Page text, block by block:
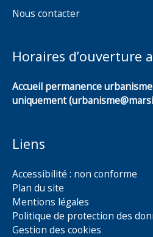
Nous contacter
Horaires d’ouverture
Accueil permanence
uniquement
Liens
Accessibilité : non conforme
Plan du site
Mentions légales
Politique de protection des
Gestion des cookies